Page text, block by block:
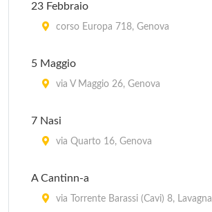
23 Febbraio
corso Europa 718, Genova
5 Maggio
via V Maggio 26, Genova
7 Nasi
via Quarto 16, Genova
A Cantinn-a
via Torrente Barassi (Cavi) 8, Lavagna